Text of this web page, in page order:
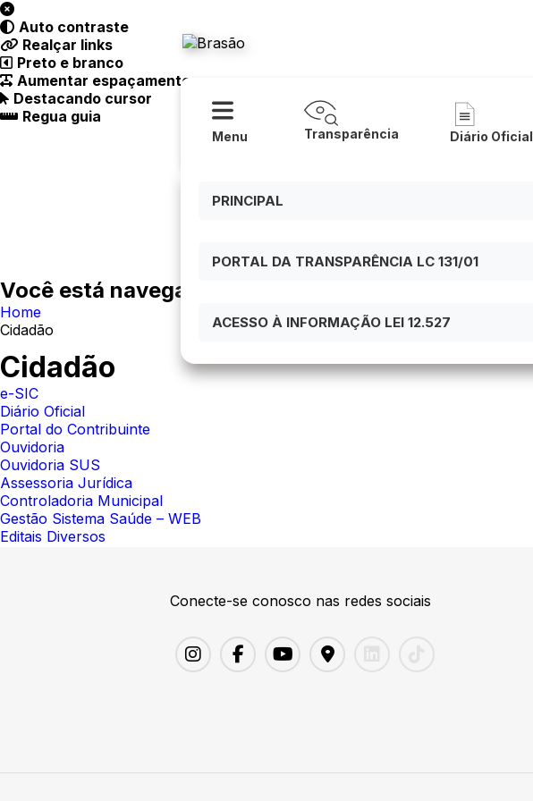
Menu Transparência Diário Oficial
PRINCIPAL
PORTAL DA TRANSPARÊNCIA LC 131/01
ACESSO À INFORMAÇÃO LEI 12.527
Auto contraste
Realçar links
Preto e branco
Aumentar espaçamento
Destacando cursor
Regua guia
Você está navegando em:
Home
Cidadão
Cidadão
e-SIC
Diário Oficial
Portal do Contribuinte
Ouvidoria
Ouvidoria SUS
Assessoria Jurídica
Controladoria Municipal
Gestão Sistema Saúde – WEB
Editais Diversos
Conecte-se conosco nas redes sociais